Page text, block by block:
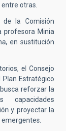
otras.
la Comisión
profesora Minia
en sustitución
el Consejo
Estratégico
reforzar la
capacidades
y proyectar la
emergentes